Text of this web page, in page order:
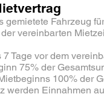
Fahrzeug
vereinbarten
Tage vor dem
75% der
100% der
Einnahmen